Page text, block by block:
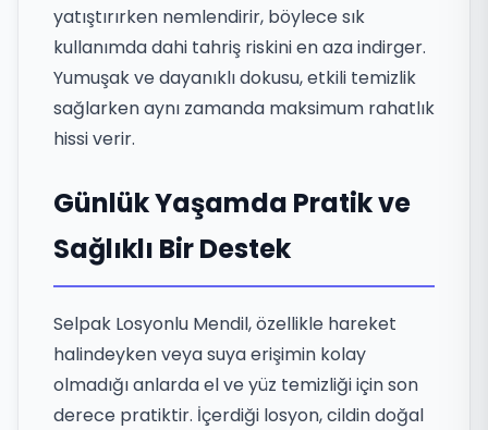
yatıştırırken nemlendirir, böylece sık
kullanımda dahi tahriş riskini en aza indirger.
Yumuşak ve dayanıklı dokusu, etkili temizlik
sağlarken aynı zamanda maksimum rahatlık
hissi verir.
Günlük Yaşamda Pratik ve
Sağlıklı Bir Destek
Selpak Losyonlu Mendil, özellikle hareket
halindeyken veya suya erişimin kolay
olmadığı anlarda el ve yüz temizliği için son
derece pratiktir. İçerdiği losyon, cildin doğal